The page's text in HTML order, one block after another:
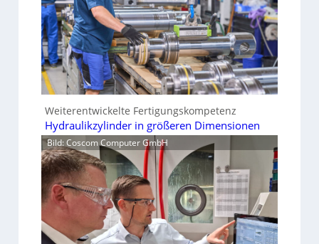
Weiterentwickelte Fertigungskompetenz
Hydraulikzylinder in größeren Dimensionen
Bild: Coscom Computer GmbH